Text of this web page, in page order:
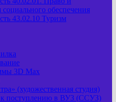
социального обеспечения
43.02.10 Туризм
3D Max
(художественная студия)
к поступлению в ВУЗ (ССУЗ)